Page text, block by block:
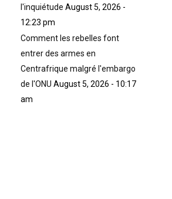
l'inquiétude August 5, 2026 -
12:23 pm
Comment les rebelles font
entrer des armes en
Centrafrique malgré l'embargo
de l'ONU August 5, 2026 - 10:17
am